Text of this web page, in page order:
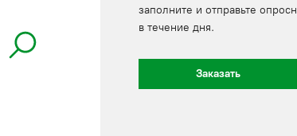
заполните и отправьте
в течение дня.
Заказать